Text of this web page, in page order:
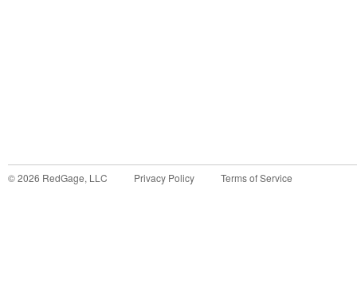
©2026 RedGage, LLC Privacy Policy Terms of Service